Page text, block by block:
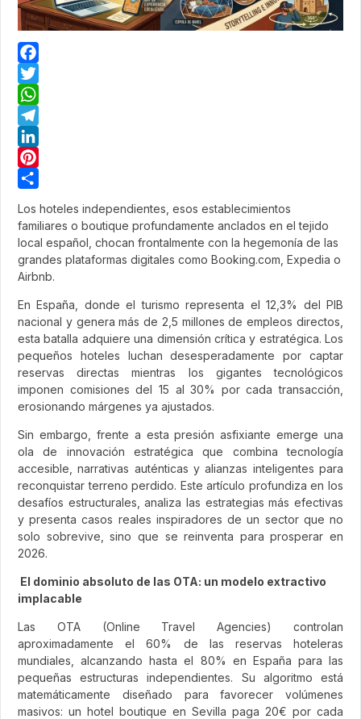
Facebook
Twitter
WhatsApp
Telegram
LinkedIn
Pinterest
Los hoteles independientes, esos establecimientos
familiares o boutique profundamente anclados en el tejido
local español, chocan frontalmente con la hegemonía de las
grandes plataformas digitales como Booking.com, Expedia o
Airbnb.
En España, donde el turismo representa el 12,3% del PIB
nacional y genera más de 2,5 millones de empleos directos,
esta batalla adquiere una dimensión crítica y estratégica. Los
pequeños hoteles luchan desesperadamente por captar
reservas directas mientras los gigantes tecnológicos
imponen comisiones del 15 al 30% por cada transacción,
erosionando márgenes ya ajustados.
Sin embargo, frente a esta presión asfixiante emerge una
ola de innovación estratégica que combina tecnología
accesible, narrativas auténticas y alianzas inteligentes para
reconquistar terreno perdido. Este artículo profundiza en los
desafíos estructurales, analiza las estrategias más efectivas
y presenta casos reales inspiradores de un sector que no
solo sobrevive, sino que se reinventa para prosperar en
2026.
El dominio absoluto de las OTA: un modelo extractivo
implacable
Las OTA (Online Travel Agencies) controlan
aproximadamente el 60% de las reservas hoteleras
mundiales, alcanzando hasta el 80% en España para las
pequeñas estructuras independientes. Su algoritmo está
matemáticamente diseñado para favorecer volúmenes
masivos: un hotel boutique en Sevilla paga 20€ por cada